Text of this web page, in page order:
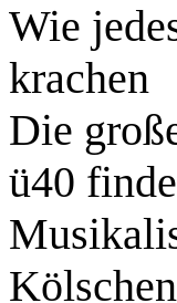
Wie
krachen
Die
ü40